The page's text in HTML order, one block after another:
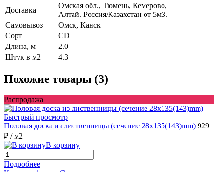
Доставка
Омская обл., Тюмень, Кемерово,
Алтай. Россия/Казахстан от 5м3.
Самовывоз
Омск, Канск
Сорт
CD
Длина, м
2.0
Штук в м2
4.3
Похожие товары (3)
Распродажа
Быстрый просмотр
Половая доска из лиственницы (сечение 28x135(143)mm) 929
₽ / м2
В корзину
Подробнее